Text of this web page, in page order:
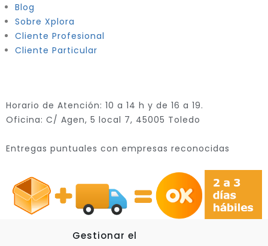
Gestionar el
Blog
Sobre Xplora
Cliente Profesional
Cliente Particular
Horario de Atención: 10 a 14 h y de 16 a 19.
Oficina: C/ Agen, 5 local 7, 45005 Toledo
Entregas puntuales con empresas reconocidas